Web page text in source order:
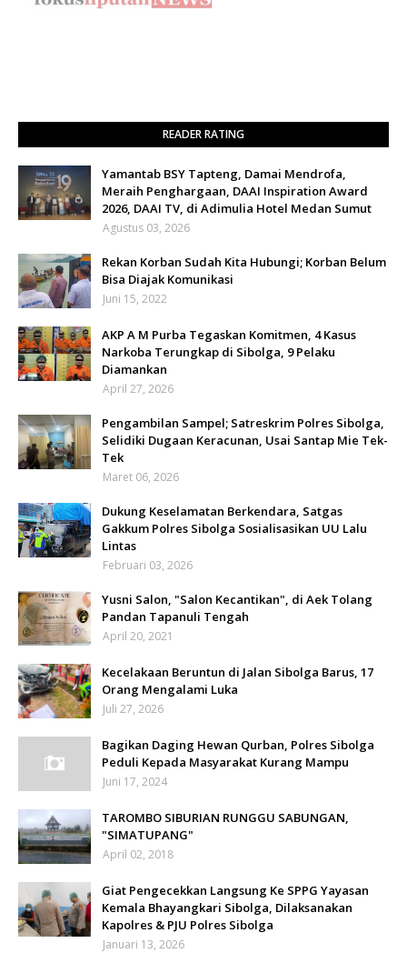
READER RATING
Yamantab BSY Tapteng, Damai Mendrofa,
Meraih Penghargaan, DAAI Inspiration Award
2026, DAAI TV, di Adimulia Hotel Medan Sumut
Agustus 03, 2026
Rekan Korban Sudah Kita Hubungi; Korban Belum
Bisa Diajak Komunikasi
Juni 15, 2022
AKP A M Purba Tegaskan Komitmen, 4 Kasus
Narkoba Terungkap di Sibolga, 9 Pelaku
Diamankan
April 27, 2026
Pengambilan Sampel; Satreskrim Polres Sibolga,
Selidiki Dugaan Keracunan, Usai Santap Mie Tek-
Tek
Maret 06, 2026
Dukung Keselamatan Berkendara, Satgas
Gakkum Polres Sibolga Sosialisasikan UU Lalu
Lintas
Februari 03, 2026
Yusni Salon, "Salon Kecantikan", di Aek Tolang
Pandan Tapanuli Tengah
April 20, 2021
Kecelakaan Beruntun di Jalan Sibolga Barus, 17
Orang Mengalami Luka
Juli 27, 2026
Bagikan Daging Hewan Qurban, Polres Sibolga
Peduli Kepada Masyarakat Kurang Mampu
Juni 17, 2024
TAROMBO SIBURIAN RUNGGU SABUNGAN,
"SIMATUPANG"
April 02, 2018
Giat Pengecekkan Langsung Ke SPPG Yayasan
Kemala Bhayangkari Sibolga, Dilaksanakan
Kapolres & PJU Polres Sibolga
Januari 13, 2026